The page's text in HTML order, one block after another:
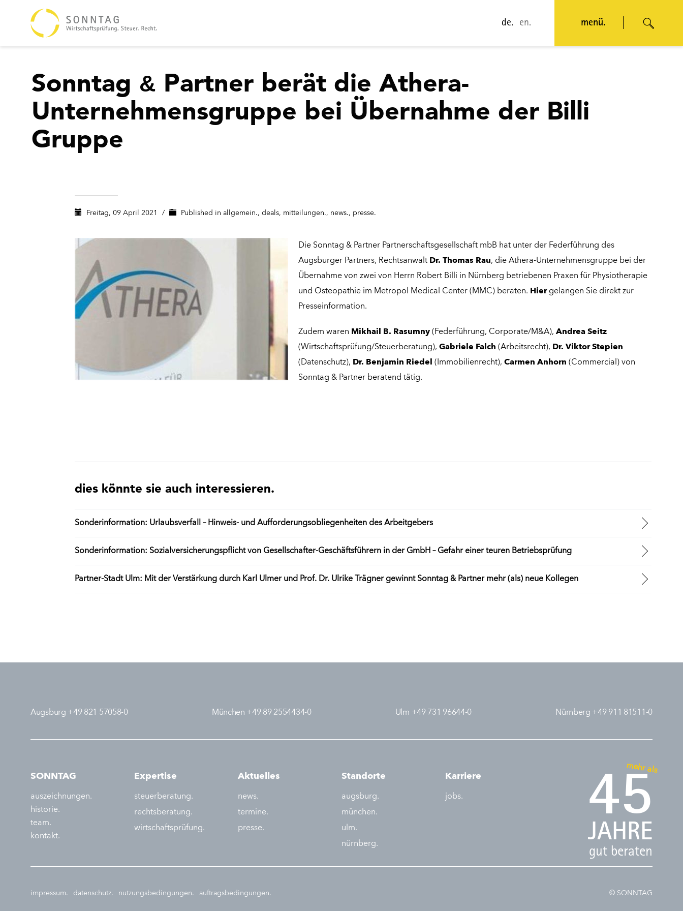
de. en. menü.
Sonntag & Partner berät die Athera-
Unternehmensgruppe bei Übernahme der Billi
Gruppe
Freitag, 09 April 2021 / Published in allgemein., deals, mitteilungen., news., presse.
Die Sonntag & Partner Partnerschaftsgesellschaft mbB hat unter der Federführung des
Augsburger Partners, Rechtsanwalt Dr. Thomas Rau, die Athera-Unternehmensgruppe bei der
Übernahme von zwei von Herrn Robert Billi in Nürnberg betriebenen Praxen für Physiotherapie
und Osteopathie im Metropol Medical Center (MMC) beraten. Hier gelangen Sie direkt zur
Presseinformation.
Zudem waren Mikhail B. Rasumny (Federführung, Corporate/M&A), Andrea Seitz
(Wirtschaftsprüfung/Steuerberatung), Gabriele Falch (Arbeitsrecht), Dr. Viktor Stepien
(Datenschutz), Dr. Benjamin Riedel (Immobilienrecht), Carmen Anhorn (Commercial) von
Sonntag & Partner beratend tätig.
dies könnte sie auch interessieren.
Sonderinformation: Urlaubsverfall – Hinweis- und Aufforderungsobliegenheiten des Arbeitgebers
Sonderinformation: Sozialversicherungspflicht von Gesellschafter-Geschäftsführern in der GmbH – Gefahr einer teuren Betriebsprüfung
Partner-Stadt Ulm: Mit der Verstärkung durch Karl Ulmer und Prof. Dr. Ulrike Trägner gewinnt Sonntag & Partner mehr (als) neue Kollegen
Augsburg +49 821 57058-0 München +49 89 2554434-0 Ulm +49 731 96644-0 Nürnberg +49 911 81511-0
SONNTAG
auszeichnungen.
historie.
team.
kontakt.
Expertise
steuerberatung.
rechtsberatung.
wirtschaftsprüfung.
Aktuelles
news.
termine.
presse.
Standorte
augsburg.
münchen.
ulm.
nürnberg.
Karriere
jobs.
mehr als
45
JAHRE
gut beraten
impressum. datenschutz. nutzungsbedingungen. auftragsbedingungen. © SONNTAG